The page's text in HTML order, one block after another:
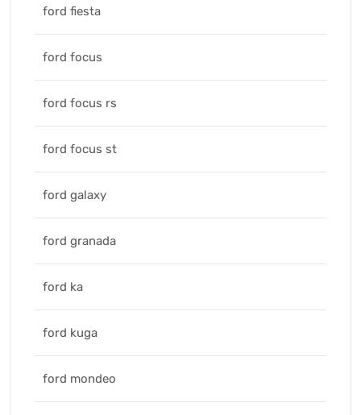
ford fiesta
ford focus
ford focus rs
ford focus st
ford galaxy
ford granada
ford ka
ford kuga
ford mondeo